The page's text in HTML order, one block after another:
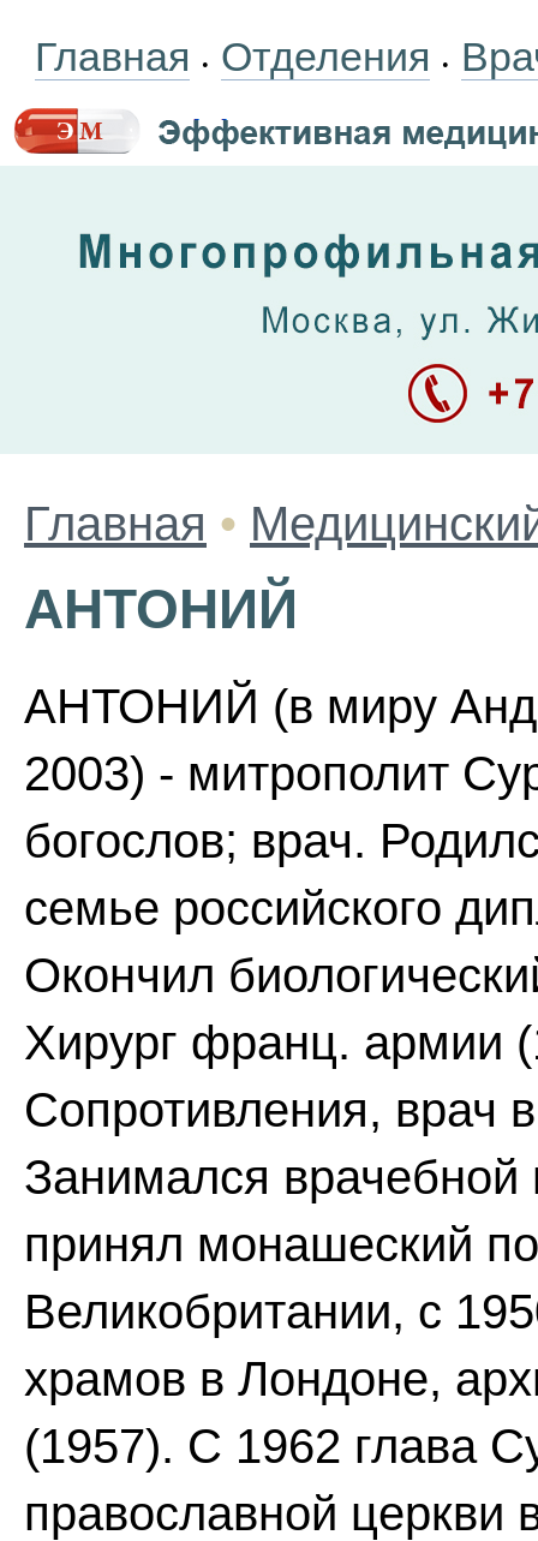
Главная • Отделения •
Главная •
АНТОНИЙ
АНТОНИЙ (в миру
2003) - митрополит
богослов; врач.
семье российского
Окончил
Хирург франц. армии
Сопротивления, врач
Занимался врачебной
принял монашеский
Великобритании, с
храмов в Лондоне,
(1957). С 1962 глава
православной церкви